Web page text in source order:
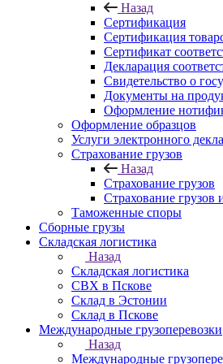
Назад
Сертификация
Сертификация
Сертификат
Декларация
Свидетельство о
Документы на
Оформление
Оформление образцов
Услуги электронного
Страхование грузов
Назад
Страхование грузов
Страхование грузов
Таможенные споры
Сборные грузы
Складская логистика
Назад
Складская логистика
СВХ в Пскове
Склад в Эстонии
Склад в Пскове
Международные грузоперевозки
Назад
Международные